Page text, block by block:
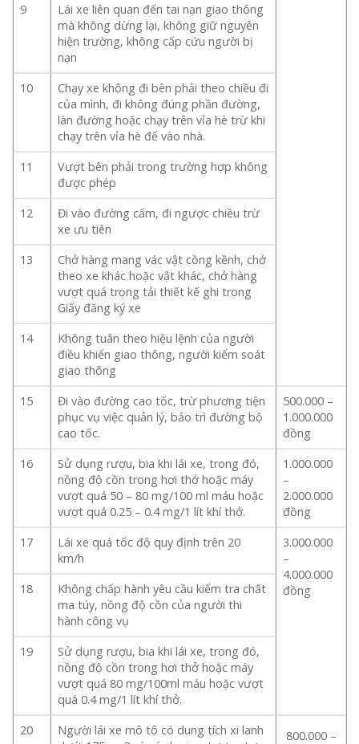
9
Lái xe liên quan đến tai nạn giao thông
mà không dừng lại, không giữ nguyên
hiện trường, không cấp cứu người bị
nạn
10
Chạy xe không đi bên phải theo chiều đi
của mình, đi không đúng phần đường,
làn đường hoặc chạy trên vỉa hè trừ khi
chạy trên vỉa hè để vào nhà.
11
Vượt bên phải trong trường hợp không
được phép
12
Đi vào đường cấm, đi ngược chiều trừ
xe ưu tiên
13
Chở hàng mang vác vật cồng kềnh, chở
theo xe khác hoặc vật khác, chở hàng
vượt quá trọng tải thiết kế ghi trong
Giấy đăng ký xe
14
Không tuân theo hiệu lệnh của người
điều khiển giao thông, người kiểm soát
giao thông
15
Đi vào đường cao tốc, trừ phương tiện
phục vụ việc quản lý, bảo trì đường bộ
cao tốc.
500.000 –
1.000.000
đồng
16
Sử dụng rượu, bia khi lái xe, trong đó,
nồng độ cồn trong hơi thở hoặc máy
vượt quá 50 – 80 mg/100 ml máu hoặc
vượt quá 0.25 – 0.4 mg/1 lít khí thở.
1.000.000
–
2.000.000
đồng
17
Lái xe quá tốc độ quy định trên 20
km/h
3.000.000
–
4.000.000
đồng
18
Không chấp hành yêu cầu kiểm tra chất
ma túy, nồng độ cồn của người thi
hành công vụ
19
Sử dụng rượu, bia khi lái xe, trong đó,
nồng độ cồn trong hơi thở hoặc máy
vượt quá 80 mg/100ml máu hoặc vượt
quá 0.4 mg/1 lít khí thở.
20
Người lái xe mô tô có dung tích xi lanh
800.000 –